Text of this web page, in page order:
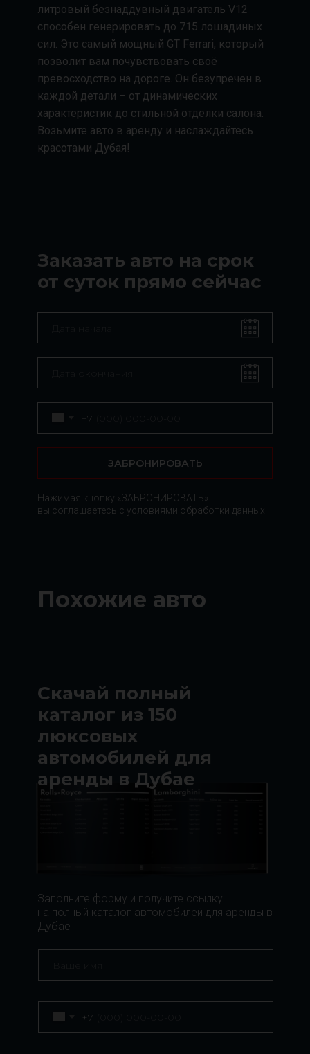
литровый безнаддувный двигатель V12
способен генерировать до 715 лошадиных
сил. Это самый мощный GT Ferrari, который
позволит вам почувствовать своё
превосходство на дороге. Он безупречен в
каждой детали – от динамических
характеристик до стильной отделки салона.
Возьмите авто в аренду и наслаждайтесь
красотами Дубая!
Заказать авто на срок
от суток прямо сейчас
Нажимая кнопку «ЗАБРОНИРОВАТЬ»
вы соглашаетесь с условиями обработки данных
+7
ЗАБРОНИРОВАТЬ
Похожие авто
Скачай полный
каталог из 150
люксовых
автомобилей для
аренды в Дубае
+7
Заполните форму и получите ссылку
на полный каталог автомобилей для аренды в
Дубае